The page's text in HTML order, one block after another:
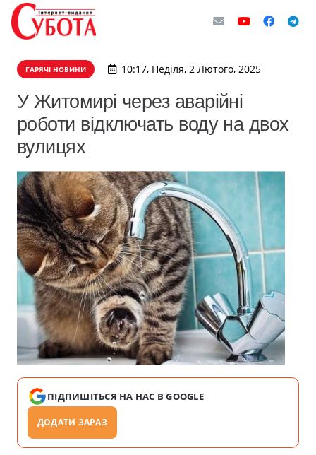
ГАРЯЧІ НОВИНИ 10:17, Неділя, 2 Лютого, 2025
У Житомирі через аварійні
роботи відключать воду на двох
вулицях
ПІДПИШІТЬСЯ НА НАС В GOOGLE
ДОДАТИ ЗАРАЗ